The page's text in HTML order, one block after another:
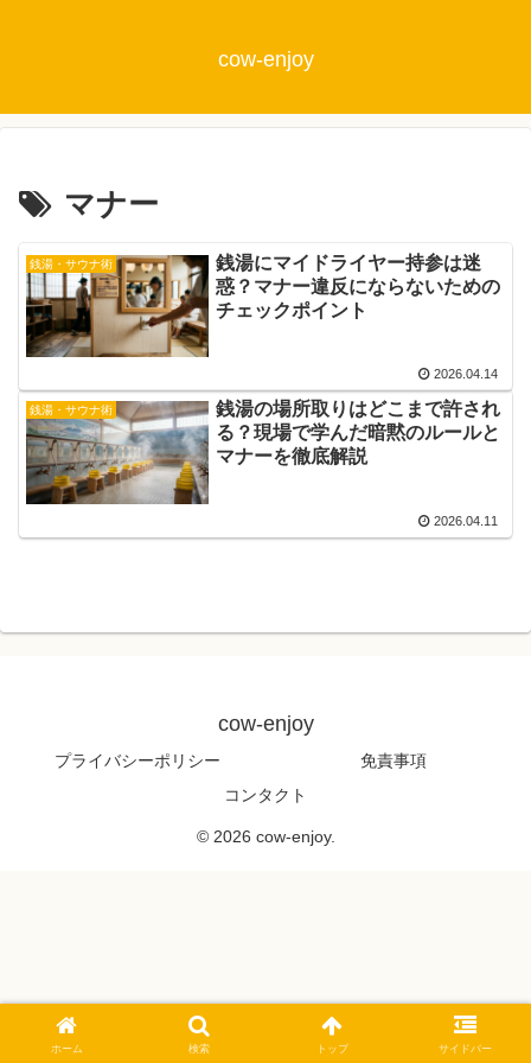
cow-enjoy
マナー
銭湯・サウナ術
銭湯にマイドライヤー持参は迷
惑？マナー違反にならないための
チェックポイント
2026.04.14
銭湯・サウナ術
銭湯の場所取りはどこまで許され
る？現場で学んだ暗黙のルールと
マナーを徹底解説
2026.04.11
cow-enjoy
プライバシーポリシー
免責事項
コンタクト
© 2026 cow-enjoy.
ホーム 検索 トップ サイドバー